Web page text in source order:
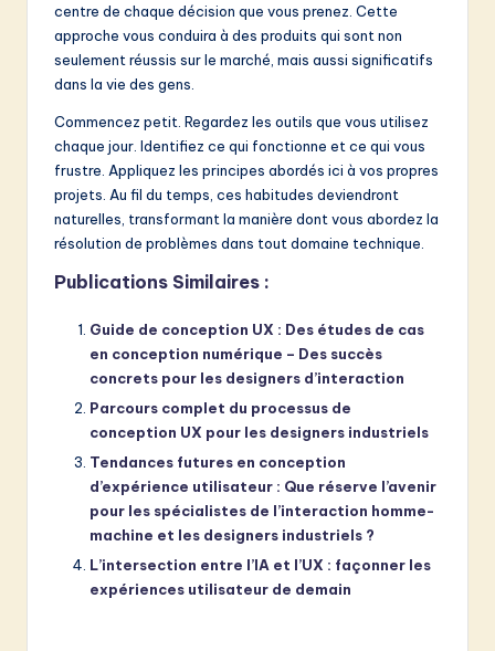
centre de chaque décision que vous prenez. Cette
approche vous conduira à des produits qui sont non
seulement réussis sur le marché, mais aussi significatifs
dans la vie des gens.
Commencez petit. Regardez les outils que vous utilisez
chaque jour. Identifiez ce qui fonctionne et ce qui vous
frustre. Appliquez les principes abordés ici à vos propres
projets. Au fil du temps, ces habitudes deviendront
naturelles, transformant la manière dont vous abordez la
résolution de problèmes dans tout domaine technique.
Publications Similaires :
Guide de conception UX : Des études de cas
en conception numérique – Des succès
concrets pour les designers d’interaction
Parcours complet du processus de
conception UX pour les designers industriels
Tendances futures en conception
d’expérience utilisateur : Que réserve l’avenir
pour les spécialistes de l’interaction homme-
machine et les designers industriels ?
L’intersection entre l’IA et l’UX : façonner les
expériences utilisateur de demain